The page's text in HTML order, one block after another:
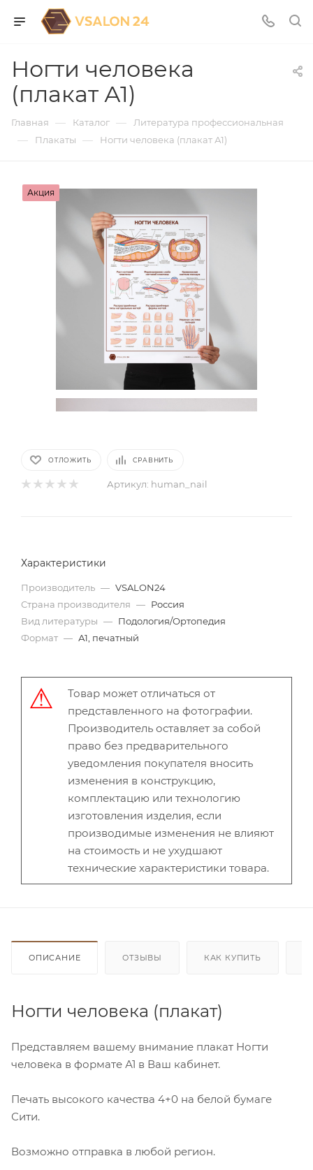
Ногти человека
(плакат А1)
Главная — Каталог — Литература профессиональная
— Плакаты — Ногти человека (плакат А1)
Акция
ОТЛОЖИТЬ СРАВНИТЬ
Артикул: human_nail
Характеристики
Производитель — VSALON24
Страна производителя — Россия
Вид литературы — Подология/Ортопедия
Формат — А1, печатный
Товар может отличаться от
представленного на фотографии.
Производитель оставляет за собой
право без предварительного
уведомления покупателя вносить
изменения в конструкцию,
комплектацию или технологию
изготовления изделия, если
производимые изменения не влияют
на стоимость и не ухудшают
технические характеристики товара.
ОПИСАНИЕ ОТЗЫВЫ КАК КУПИТЬ
Ногти человека (плакат)
Представляем вашему внимание плакат Ногти
человека в формате А1 в Ваш кабинет.
Печать высокого качества 4+0 на белой бумаге
Сити.
Возможно отправка в любой регион.